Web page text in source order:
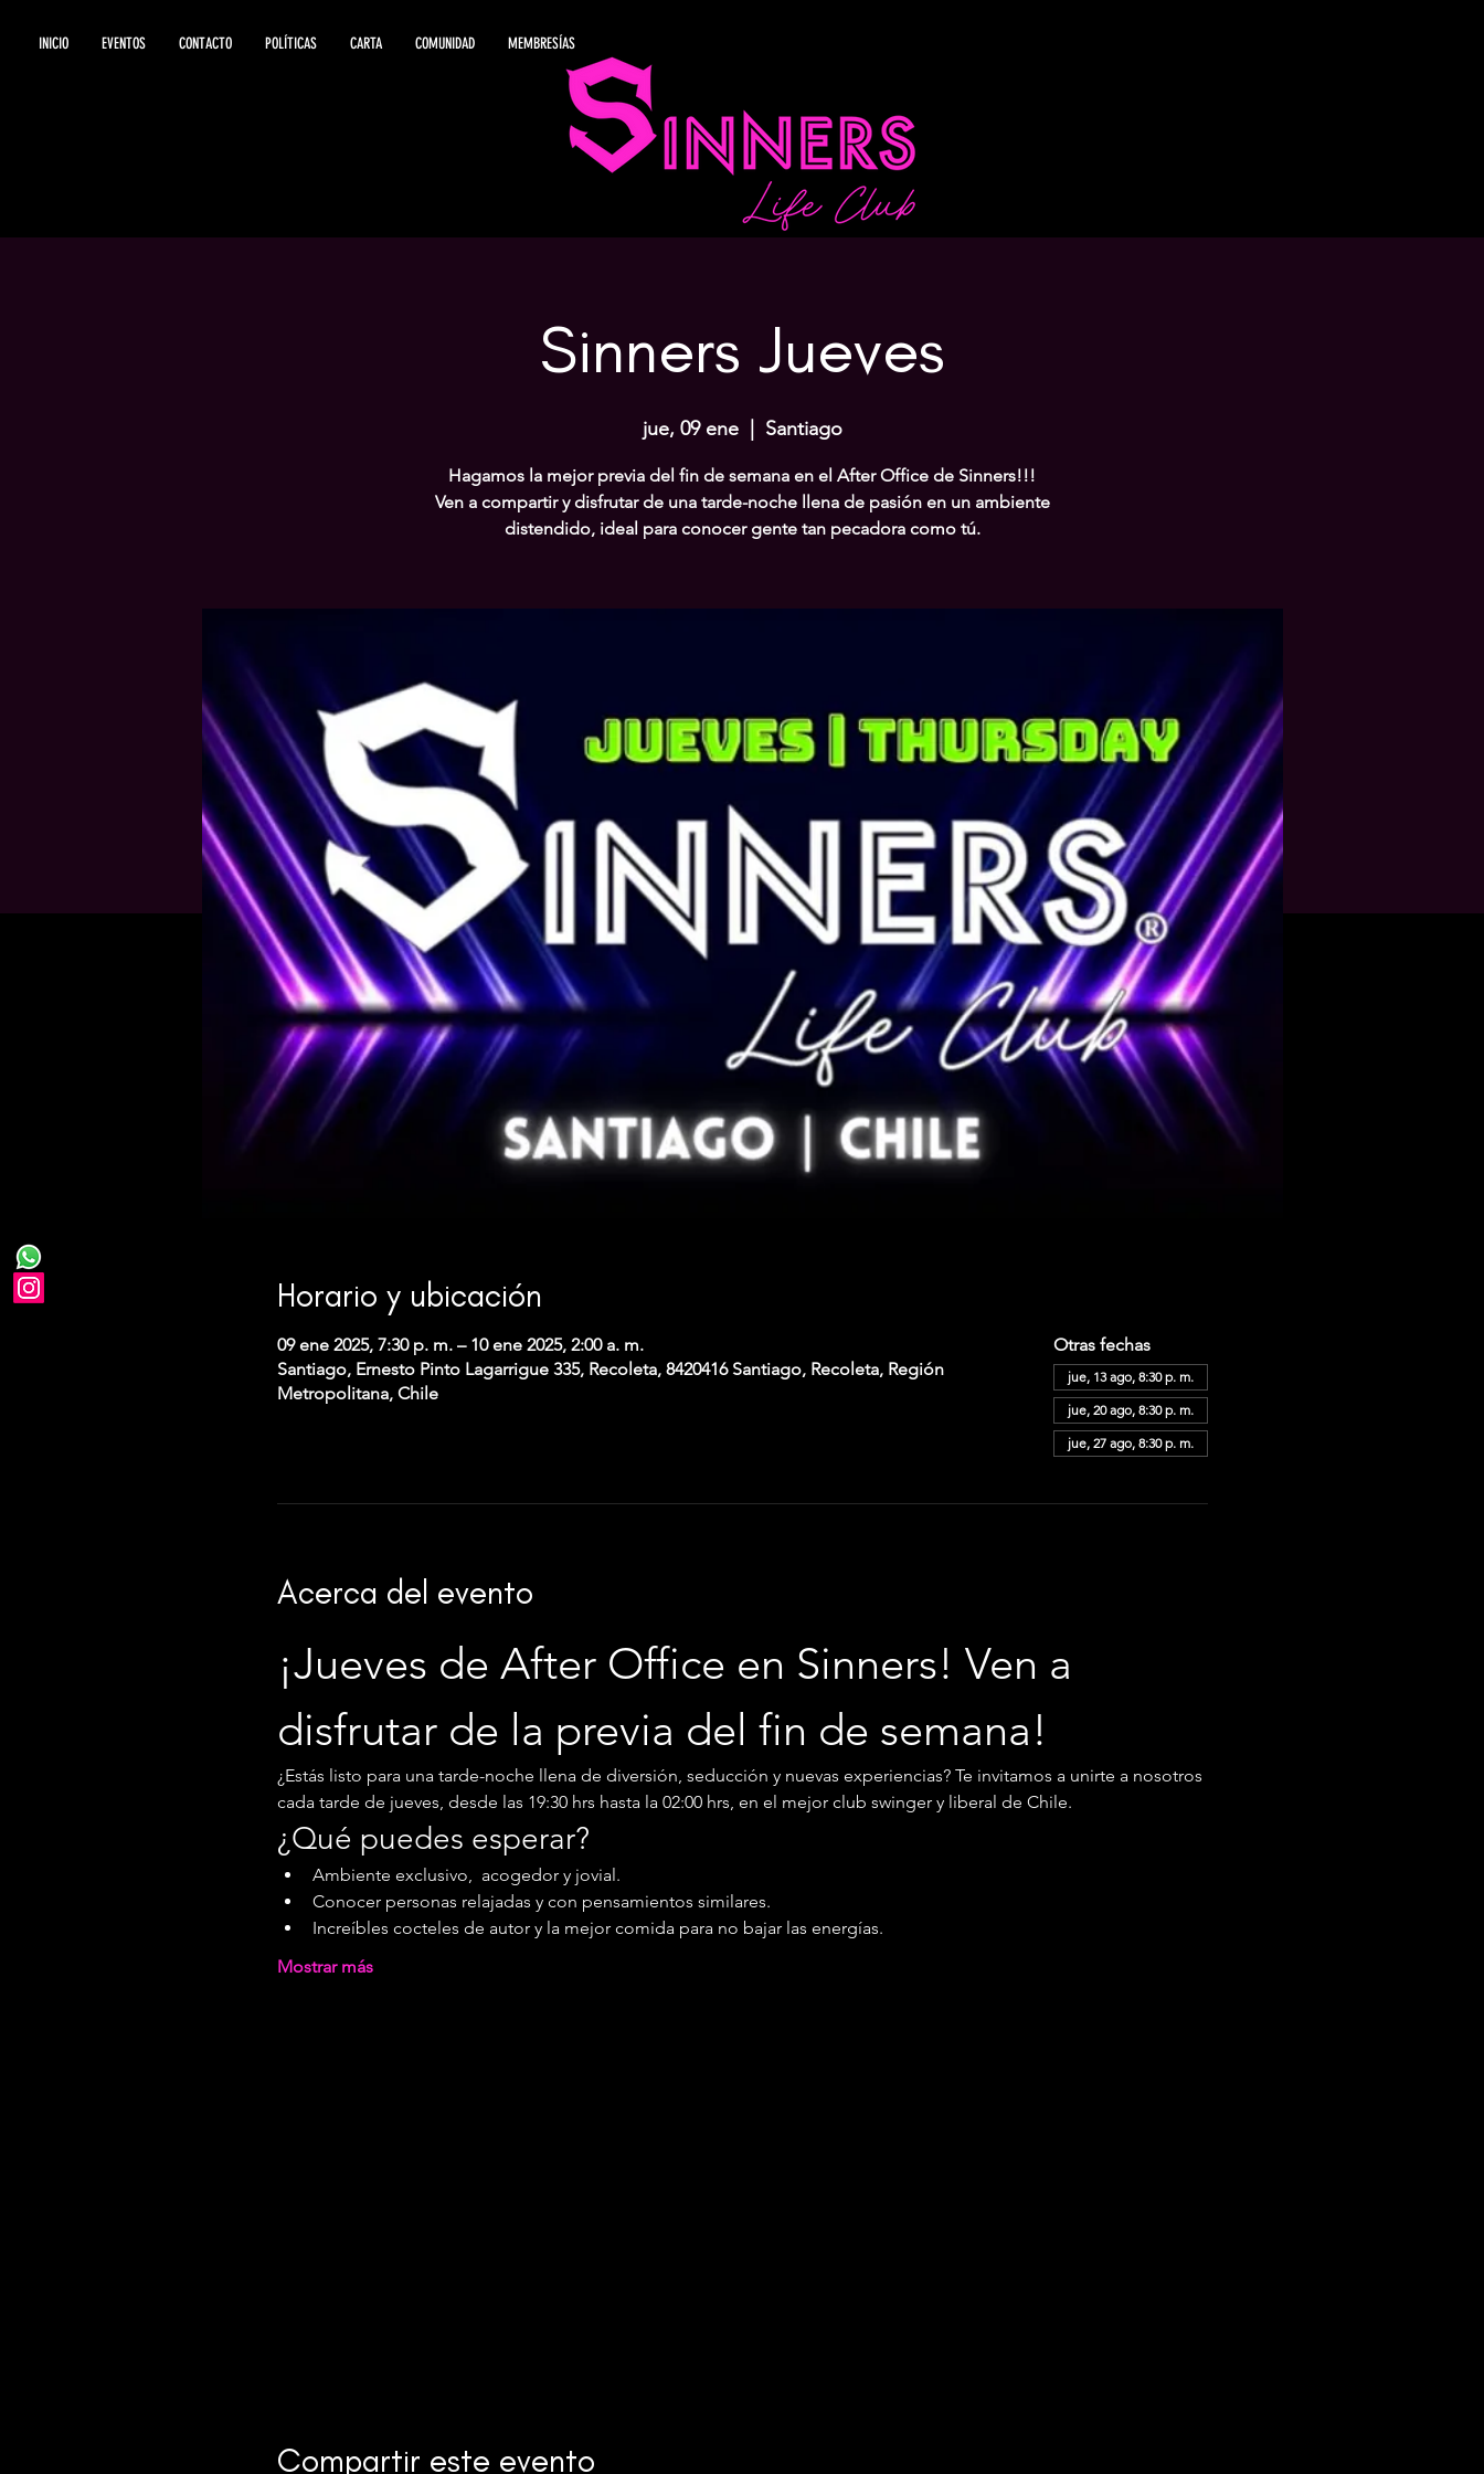
INICIO EVENTOS CONTACTO POLÍTICAS CARTA COMUNIDAD MEMBRESÍAS
Sinners Jueves
jue, 09 ene
  |
Santiago
Hagamos la mejor previa del fin de semana en el After Office de Sinners!!!
Ven a compartir y disfrutar de una tarde-noche llena de pasión en un ambiente
distendido, ideal para conocer gente tan pecadora como tú.
Horario y ubicación
09 ene 2025, 7:30 p. m. – 10 ene 2025, 2:00 a. m.
Santiago, Ernesto Pinto Lagarrigue 335, Recoleta, 8420416 Santiago, Recoleta, Región
Metropolitana, Chile
Otras fechas
jue, 13 ago, 8:30 p. m.
jue, 20 ago, 8:30 p. m.
jue, 27 ago, 8:30 p. m.
Acerca del evento
¡Jueves de After Office en Sinners! Ven a
disfrutar de la previa del fin de semana!
¿Estás listo para una tarde-noche llena de diversión, seducción y nuevas experiencias? Te invitamos a unirte a nosotros
cada tarde de jueves, desde las 19:30 hrs hasta la 02:00 hrs, en el mejor club swinger y liberal de Chile.
¿Qué puedes esperar?
Ambiente exclusivo,  acogedor y jovial.
Conocer personas relajadas y con pensamientos similares.
Increíbles cocteles de autor y la mejor comida para no bajar las energías.
Mostrar más
Compartir este evento